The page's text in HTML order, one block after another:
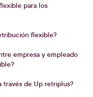
para los
flexible?
empresa y empleado
través de Up retriplus?